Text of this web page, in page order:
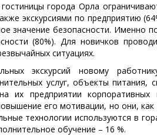
города Орла
экскурсиями по предприятию
значение безопасности. Именно
(80%). Для новичков
ситуациях.
экскурсий новому
услуг, объекты
их предприятии
его мотивации, но они,
технологии используются в
обучение – 16 %.